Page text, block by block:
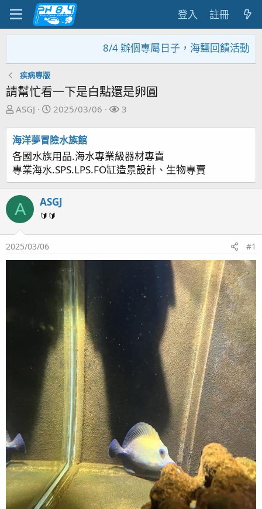
登入 註冊
8/4 辦個專屬日子，海鹽回饋活動，大
疾病專版
請幫忙看一下是白點還是卵圓
主
發
起
人
ASGJ
開
日
期
2025/03/06
關
3
海洋夢冒險水族館
各國水族用品.海水專業級器材專賣
專業海水.SPS.LPS.FO缸造景設計、生物專賣
A ASGJ
🔰🔰
2025/03/06 #1